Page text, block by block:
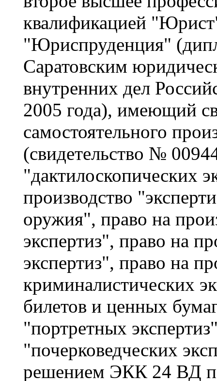
квалификацией
"Юриспруденция"
Саратовским
внутренних дел
2005 года), имеющий
самостоятельного
(свидетельство №
"дактилоскопических
производство
оружия", право на
экспертиз", право на
экспертиз", право на
криминалистических
билетов и ценных
"портретных
"почерковедческих
решением ЭКК 24 ВД